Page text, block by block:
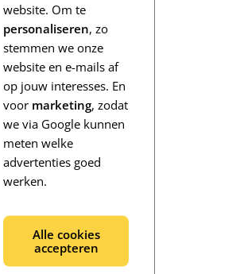
website. Om te
personaliseren, zo
stemmen we onze
website en e-mails af
op jouw interesses. En
voor marketing, zodat
we via Google kunnen
meten welke
advertenties goed
werken.
Alle cookies
accepteren
De inhoud wordt geladen...